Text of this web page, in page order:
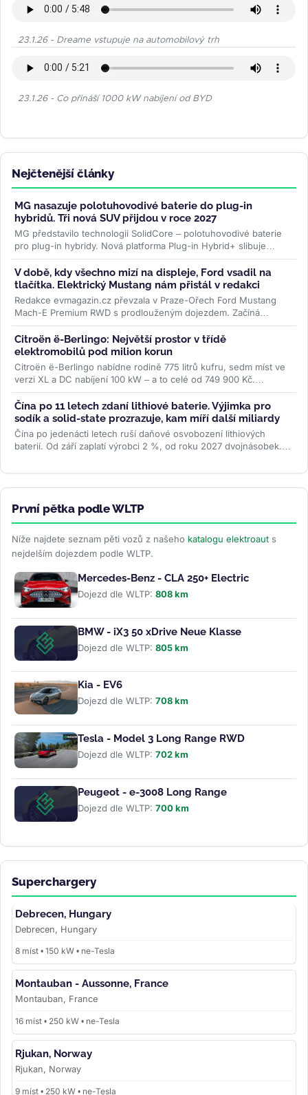
23.1.26 - Dreame vstupuje na automobilový trh
23.1.26 - Co přináší 1000 kW nabíjení od BYD
Nejčtenější články
MG nasazuje polotuhovodivé baterie do plug-in
hybridů. Tři nová SUV přijdou v roce 2027
MG představilo technologii SolidCore – polotuhovodivé baterie
pro plug-in hybridy. Nová platforma Plug-in Hybrid+ slibuje
stabilní výkon i v...>>
V době, kdy všechno mizí na displeje, Ford vsadil na
tlačítka. Elektrický Mustang nám přistál v redakci
Redakce evmagazin.cz převzala v Praze-Ořech Ford Mustang
Mach-E Premium RWD s prodlouženým dojezdem. Začíná
půlroční test, ve kterém...>>
Citroën ë-Berlingo: Největší prostor v třídě
elektromobilů pod milion korun
Citroën ë-Berlingo nabídne rodině 775 litrů kufru, sedm míst ve
verzi XL a DC nabíjení 100 kW – a to celé od 749 900 Kč.
Praktický...>>
Čína po 11 letech zdaní lithiové baterie. Výjimka pro
sodík a solid-state prozrazuje, kam míří další miliardy
Čína po jedenácti letech ruší daňové osvobození lithiových
baterií. Od září zaplatí výrobci 2 %, od roku 2027 dvojnásobek.
První pětka podle WLTP
Níže najdete seznam pěti vozů z našeho katalogu elektroaut s
nejdelším dojezdem podle WLTP.
Mercedes-Benz - CLA 250+ Electric
Dojezd dle WLTP: 808 km
BMW - iX3 50 xDrive Neue Klasse
Dojezd dle WLTP: 805 km
Kia - EV6
Dojezd dle WLTP: 708 km
Tesla - Model 3 Long Range RWD
Dojezd dle WLTP: 702 km
Peugeot - e-3008 Long Range
Dojezd dle WLTP: 700 km
Superchargery
Debrecen, Hungary
Debrecen, Hungary
8 míst • 150 kW • ne-Tesla
Montauban - Aussonne, France
Montauban, France
16 míst • 250 kW • ne-Tesla
Rjukan, Norway
Rjukan, Norway
9 míst • 250 kW • ne-Tesla